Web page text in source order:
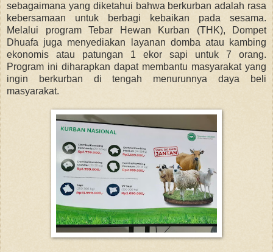
sebagaimana yang diketahui bahwa berkurban adalah rasa
kebersamaan untuk berbagi kebaikan pada sesama.
Melalui program Tebar Hewan Kurban (THK),
Dompet
Dhuafa juga menyediakan layanan domba atau kambing
ekonomis atau patungan 1 ekor sapi untuk 7 orang.
Program ini diharapkan dapat membantu masyarakat yang
ingin berkurban di tengah menurunnya daya beli
masyarakat.